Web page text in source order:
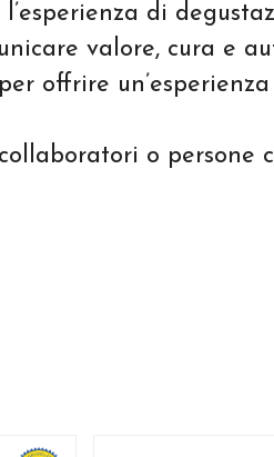
di
valore, cura e
offrire
o persone